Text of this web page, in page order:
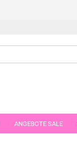
ANGEBOTE SALE